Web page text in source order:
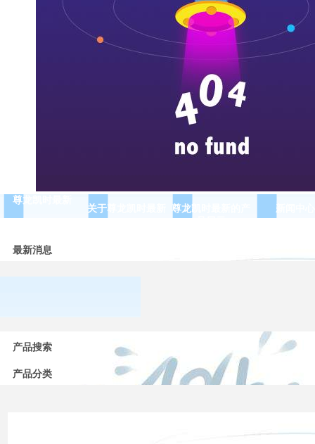
尊龙凯时最新
关于尊龙凯时最新
尊龙凯时最新的产
新闻中心
最新消息
常用
低压
产品搜索
产品分类